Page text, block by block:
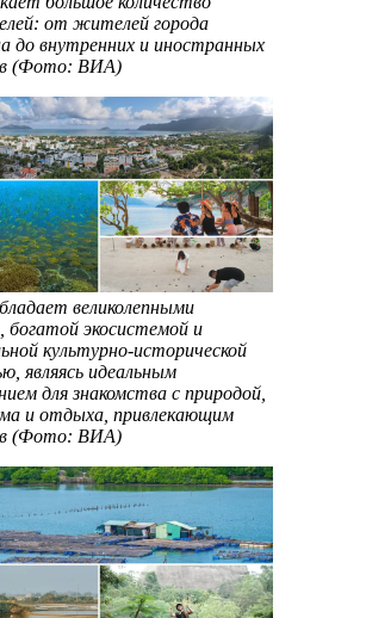
от жителей города
до внутренних и иностранных
(Фото: ВИА)
великолепными
экосистемой и
культурно-исторической
являясь идеальным
для знакомства с природой,
и отдыха, привлекающим
(Фото: ВИА)